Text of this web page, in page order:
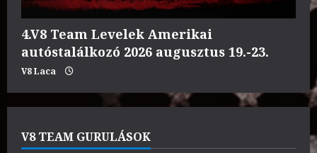
4.V8 Team Levelek Amerikai
autóstalálkozó 2026 augusztus 19.-23.
V8 Laca
V8 TEAM GURULÁSOK